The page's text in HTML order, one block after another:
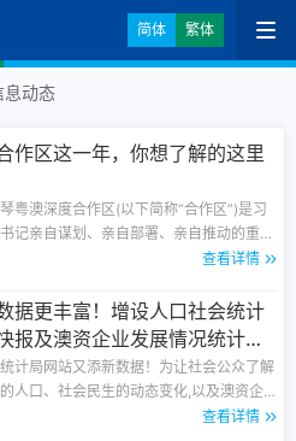
简体 繁体
息动态
作区这一年，你想了解的这里
粤澳深度合作区(以下简称“合作区”)是习
记亲自谋划、亲自部署、亲自推动的重大
在党中央、国务院的亲切关怀、粤港澳大湾
成立。一年来,合作区管委会、执委会深
实习近平总书记重要讲话和重要指示批示
力落实《横琴粤澳深度合作区建设总体方
下简称《总体方案》,紧紧围绕促进澳门经
元发展这条主线,立足服务澳门、推动琴
化发展,抢抓历史机遇,全力推进重大政策、
查看详情
据更丰富！增设人口社会统计
报及澳资企业发展情况统计数
计局网站又添新数据！为让社会公众了解
人口、社会民生的动态变化,以及澳资企
作区的发展情况,新增【人口社会统计专题
查看详情